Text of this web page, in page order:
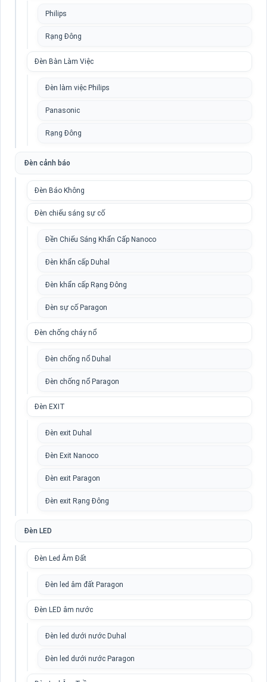
Philips
Rạng Đông
Đèn Bàn Làm Việc
Đèn làm việc Philips
Panasonic
Rạng Đông
Đèn cảnh báo
Đèn Báo Không
Đèn chiếu sáng sự cố
Đền Chiếu Sáng Khẩn Cấp Nanoco
Đèn khẩn cấp Duhal
Đèn khẩn cấp Rạng Đông
Đèn sự cố Paragon
Đèn chống cháy nổ
Đèn chống nổ Duhal
Đèn chống nổ Paragon
Đèn EXIT
Đèn exit Duhal
Đèn Exit Nanoco
Đèn exit Paragon
Đèn exit Rạng Đông
Đèn LED
Đèn Led Âm Đất
Đèn led âm đất Paragon
Đèn LED âm nước
Đèn led dưới nước Duhal
Đèn led dưới nước Paragon